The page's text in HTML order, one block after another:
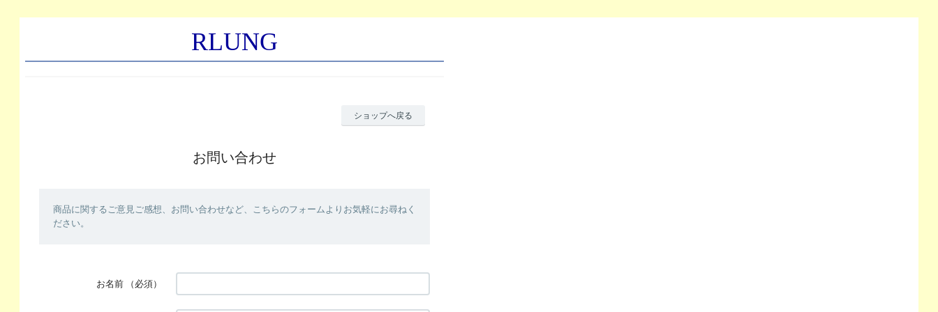
RLUNG
ショップへ戻る
お問い合わせ
商品に関するご意見ご感想、お問い合わせなど、こちらのフォームよりお気軽にお尋ねく
ださい。
お名前 （必須）